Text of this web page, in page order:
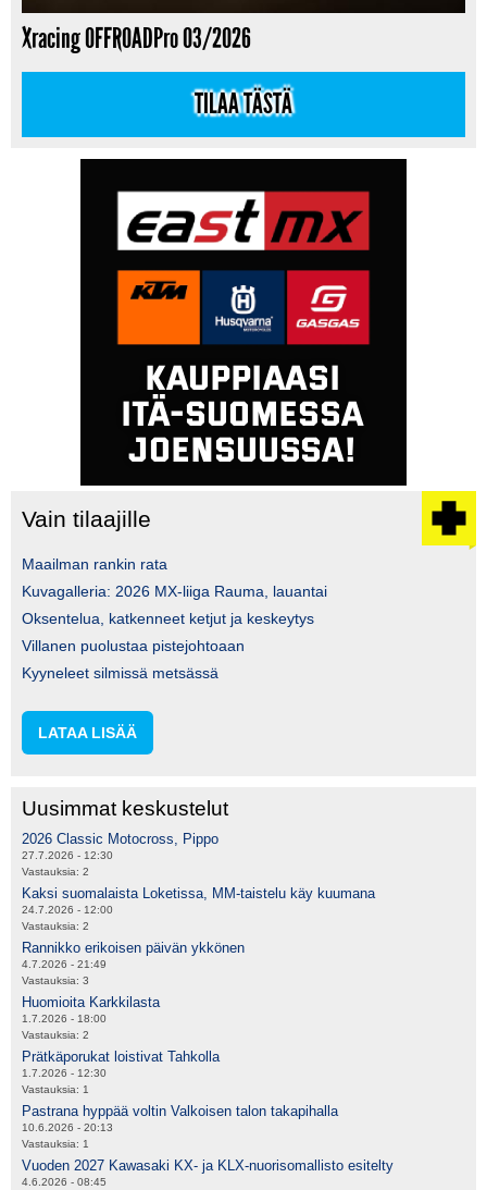
Xracing OFFROADPro 03/2026
TILAA TÄSTÄ
Vain tilaajille
Maailman rankin rata
Kuvagalleria: 2026 MX-liiga Rauma, lauantai
Oksentelua, katkenneet ketjut ja keskeytys
Villanen puolustaa pistejohtoaan
Kyyneleet silmissä metsässä
LATAA LISÄÄ
Uusimmat keskustelut
2026 Classic Motocross, Pippo
27.7.2026 - 12:30
Vastauksia: 2
Kaksi suomalaista Loketissa, MM-taistelu käy kuumana
24.7.2026 - 12:00
Vastauksia: 2
Rannikko erikoisen päivän ykkönen
4.7.2026 - 21:49
Vastauksia: 3
Huomioita Karkkilasta
1.7.2026 - 18:00
Vastauksia: 2
Prätkäporukat loistivat Tahkolla
1.7.2026 - 12:30
Vastauksia: 1
Pastrana hyppää voltin Valkoisen talon takapihalla
10.6.2026 - 20:13
Vastauksia: 1
Vuoden 2027 Kawasaki KX- ja KLX-nuorisomallisto esitelty
4.6.2026 - 08:45